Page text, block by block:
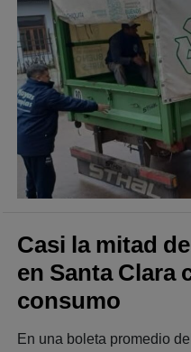
Casi la mitad
en Santa Clara
consumo
En una boleta promedio